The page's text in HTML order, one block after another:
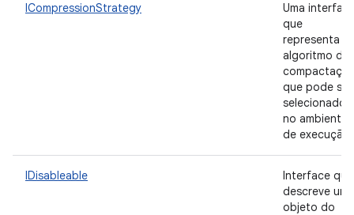
ICompressionStrategy
Uma
que
representa
algoritmo de
que pode ser
selecionado
no ambiente
de
IDisableable
Interface que
descreve um
objeto do